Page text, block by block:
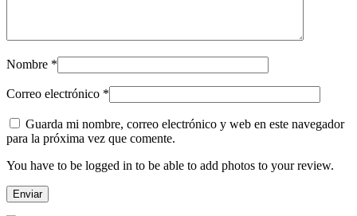
Nombre *
Correo electrónico *
Guarda mi nombre, correo electrónico y web en este navegador
para la próxima vez que comente.
You have to be logged in to be able to add photos to your review.